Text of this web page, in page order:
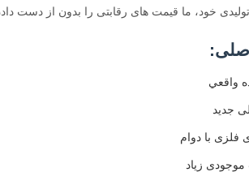
خود، ما قیمت های رقابتی را بدون از دست
واقعي
جدید
فلزی با دوام
زیاد